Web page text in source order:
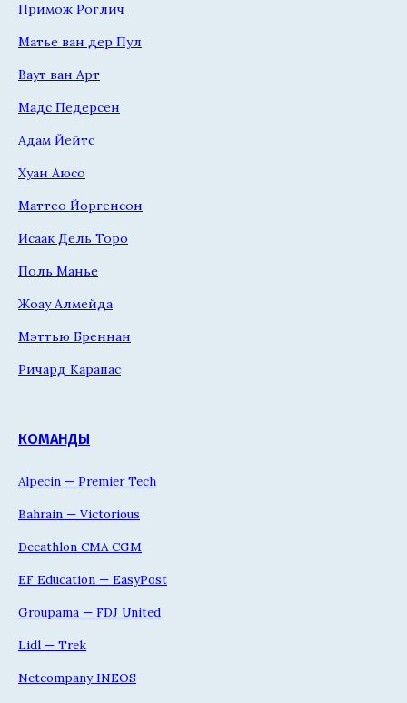
Примож Роглич
Матье ван дер Пул
Ваут ван Арт
Мадс Педерсен
Адам Йейтс
Хуан Аюсо
Маттео Йоргенсон
Исаак Дель Торо
Поль Манье
Жоау Алмейда
Мэттью Бреннан
Ричард Карапас
КОМАНДЫ
Alpecin — Premier Tech
Bahrain — Victorious
Decathlon CMA CGM
EF Education — EasyPost
Groupama — FDJ United
Lidl — Trek
Netcompany INEOS